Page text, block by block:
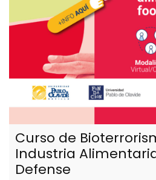
Curso de
Industria
Defense